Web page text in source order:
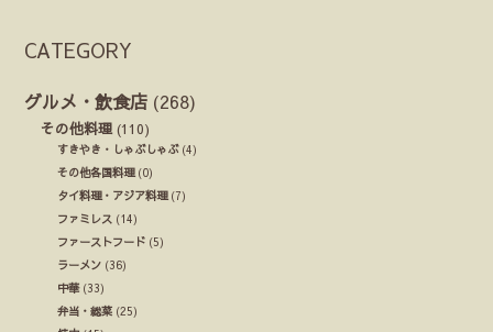
CATEGORY
グルメ・飲食店 (268)
その他料理 (110)
すきやき・しゃぶしゃぶ(4)
その他各国料理(0)
タイ料理・アジア料理(7)
ファミレス (14)
ファーストフード (5)
ラーメン (36)
中華(33)
弁当・総菜 (25)